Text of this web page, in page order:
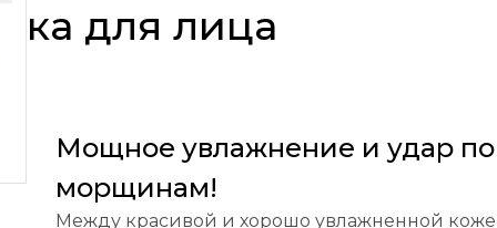
для лица
Мощное увлажнение и удар по
морщинам!
Между красивой и хорошо увлажненной